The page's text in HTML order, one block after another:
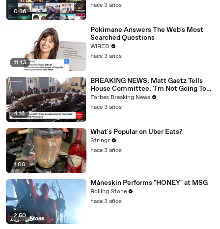
0:36
hace 3 años
11:13
Pokimane Answers The Web's Most
Searched Questions
WIRED
hace 3 años
4:16
BREAKING NEWS: Matt Gaetz Tells
House Committee: 'I'm Not Going To
Vote For A Continuing Resolution'
Forbes Breaking News
hace 3 años
1:00
What's Popular on Uber Eats?
Stringr
hace 3 años
2:50
Måneskin Performs "HONEY" at MSG
Rolling Stone
hace 3 años